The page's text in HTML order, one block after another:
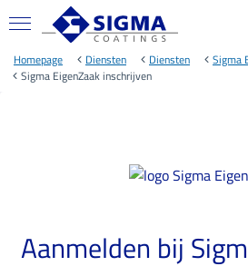
Homepage Diensten Diensten
Sigma
Sigma EigenZaak inschrijven
Aanmelden bij